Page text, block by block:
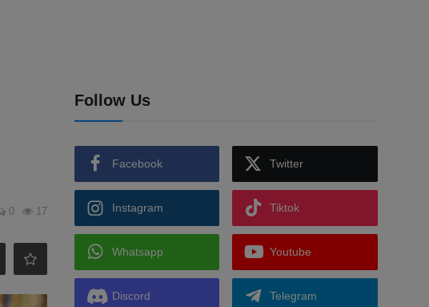
0 17
Follow Us
Facebook Twitter
Instagram Tiktok
Whatsapp Youtube
Discord Telegram